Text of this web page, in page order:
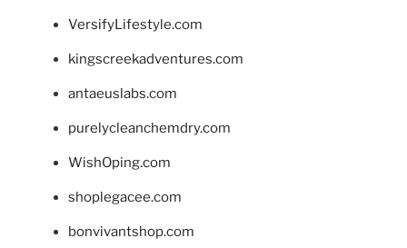
VersifyLifestyle.com
kingscreekadventures.com
antaeuslabs.com
purelycleanchemdry.com
WishOping.com
shoplegacee.com
bonvivantshop.com